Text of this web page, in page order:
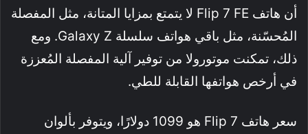
أن هاتف Flip 7 FE لا يتمتع بمزايا المتانة، مثل المفصلة
المُحسّنة، مثل باقي هواتف سلسلة Galaxy Z. ومع
ذلك، تمكنت موتورولا من توفير آلية المفصلة المُعززة
في أرخص هواتفها القابلة للطي.
سعر هاتف Flip 7 هو 1099 دولارًا، ويتوفر بألوان